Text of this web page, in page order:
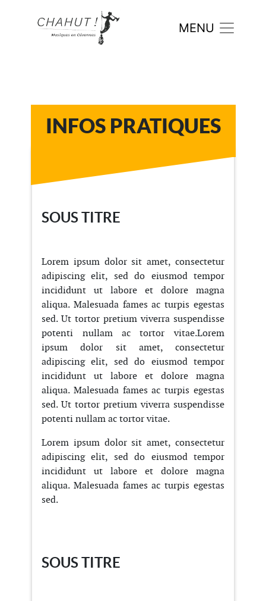
INFOS PRATIQUES
SOUS TITRE
Lorem ipsum dolor sit amet, consectetur
adipiscing elit, sed do eiusmod tempor
incididunt ut labore et dolore magna
aliqua. Malesuada fames ac turpis egestas
sed. Ut tortor pretium viverra suspendisse
potenti nullam ac tortor vitae.Lorem
ipsum dolor sit amet, consectetur
adipiscing elit, sed do eiusmod tempor
incididunt ut labore et dolore magna
aliqua. Malesuada fames ac turpis egestas
sed. Ut tortor pretium viverra suspendisse
potenti nullam ac tortor vitae.
Lorem ipsum dolor sit amet, consectetur
adipiscing elit, sed do eiusmod tempor
incididunt ut labore et dolore magna
aliqua. Malesuada fames ac turpis egestas
sed.
SOUS TITRE